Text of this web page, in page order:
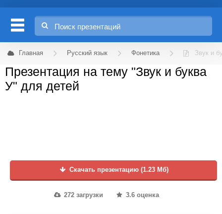
Главная Русский язык Фонетика Звук и
Презентация на тему "Звук и буква
У" для детей
Скачать презентацию (1.23 Мб)
272 загрузки 3.6 оценка